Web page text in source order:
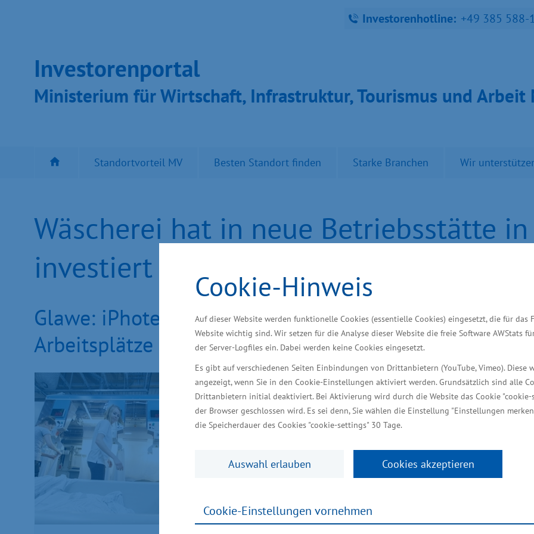
Cookie-Hinweis
Auf dieser Website werden funktionelle Cookies (essentielle Cookies) eingesetzt, die für das
Website wichtig sind. Wir setzen für die Analyse dieser Website die freie Software AWStats
der Server-Logfiles ein. Dabei werden keine Cookies eingesetzt.
Es gibt auf verschiedenen Seiten Einbindungen von Drittanbietern (YouTube, Vimeo). Diese
angezeigt, wenn Sie in den Cookie-Einstellungen aktiviert werden. Grundsätzlich sind alle
Drittanbietern initial deaktiviert. Bei Aktivierung wird durch die Website das Cookie "cookie-
der Browser geschlossen wird. Es sei denn, Sie wählen die Einstellung "Einstellungen
die Speicherdauer des Cookies "cookie-settings" 30 Tage.
Auswahl erlauben Cookies akzeptieren
Cookie-Einstellungen vornehmen
Investorenhotline: +49 385 588-
Inves­toren­por­tal
Ministeri­um für Wirt­schaft, Infra­struk­tur, Tou­ris­mus und Ar­beit
Standortvorteil MV Besten Standort finden Starke Branchen Wir
Wäscherei hat in neue Betriebsstätte
investiert
Glawe: iPhotex sorgt für Sauberkeit in Hamburger
Arbeitsplätze sind entstanden
16.01.2018
Die iPhotex GmbH hat in Schönberg (Landkreis
für eine Wäscherei errichtet. „Das Unternehmen
insbesondere seinen Kundenkreis aus den
Gastronomiebetriebe benötigen vor allem in der
Frottee- und Tischwäsche zurück. Mit der neuen,
die Aufträge effizient abgearbeitet werden. So
Wettbewerb stellen. Mit der Errichtung sind 18
Minister für Wirtschaft, Arbeit und Gesundheit Harry